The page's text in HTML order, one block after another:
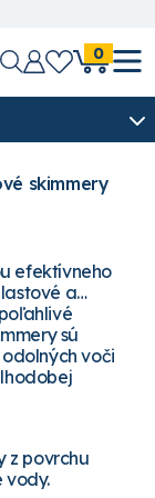
0
skimmery
efektívneho
a
sú
voči
z povrchu
vody.